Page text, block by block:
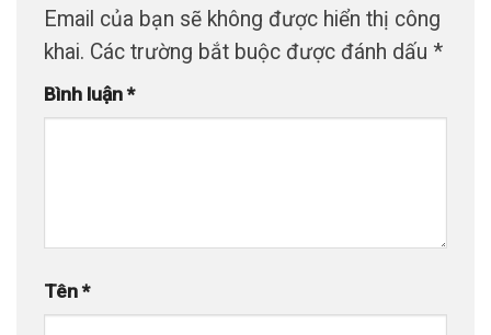
Email của bạn sẽ không được hiển thị công
khai. Các trường bắt buộc được đánh dấu *
Bình luận *
Tên *